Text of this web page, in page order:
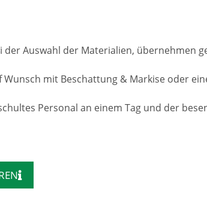
Auswahl der Materialien, übernehmen
mit Beschattung & Markise oder
Personal an einem Tag und der